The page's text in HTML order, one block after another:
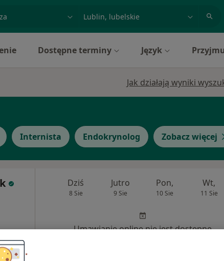
Dostępne terminy Język
Jak działają wyniki
Internista Endokrynolog Zobacz więcej
Dziś
8 Sie
Jutro
9 Sie
Pon,
10 Sie
Wt,
11 Sie
Umawianie online nie jest dostępne